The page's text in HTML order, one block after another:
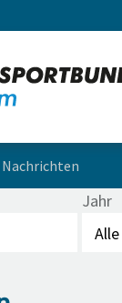
Nachrichten
Jahr